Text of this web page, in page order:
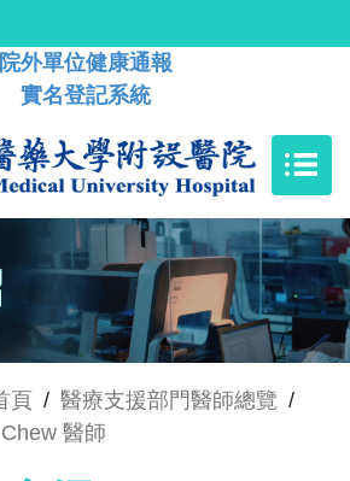
院外單位健康通報
實名登記系統
頁 / 醫療支援部門醫師總覽 /
醫師